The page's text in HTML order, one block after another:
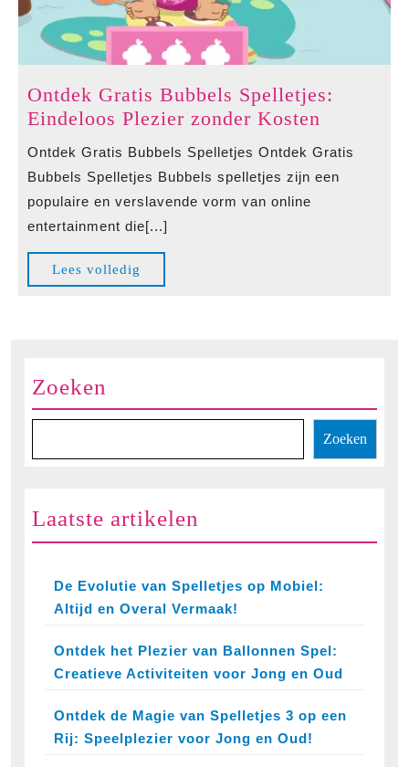
Ontdek Gratis Bubbels Spelletjes:
Eindeloos Plezier zonder Kosten
Gratis
Bubbels
Ontdek Gratis Bubbels Spelletjes Ontdek Gratis
Bubbels Spelletjes Bubbels spelletjes zijn een
populaire en verslavende vorm van online
entertainment die[...]
Lees volledig
volledig
Zoeken
Zoeken
Laatste artikelen
De Evolutie van Spelletjes op Mobiel:
Altijd en Overal Vermaak!
Ontdek het Plezier van Ballonnen Spel:
Creatieve Activiteiten voor Jong en Oud
Ontdek de Magie van Spelletjes 3 op een
Rij: Speelplezier voor Jong en Oud!